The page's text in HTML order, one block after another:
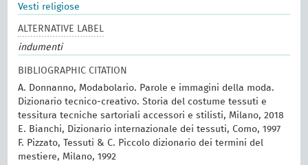
Vesti religiose
ALTERNATIVE LABEL
indumenti
BIBLIOGRAPHIC CITATION
A. Donnanno, Modabolario. Parole e immagini della moda.
Dizionario tecnico-creativo. Storia del costume tessuti e
tessitura tecniche sartoriali accessori e stilisti, Milano, 2018
E. Bianchi, Dizionario internazionale dei tessuti, Como, 1997
F. Pizzato, Tessuti & C. Piccolo dizionario dei termini del
mestiere, Milano, 1992